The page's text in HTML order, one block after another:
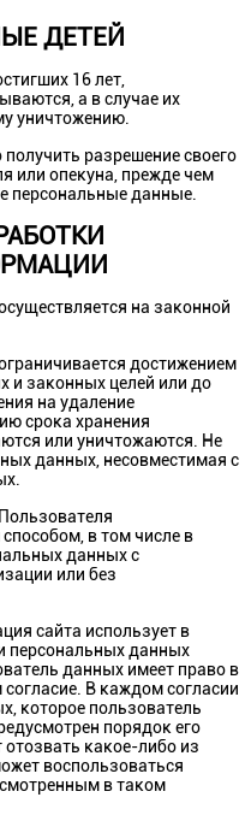
ДЕТЕЙ
16 лет,
а в случае их
уничтожению.
разрешение своего
или опекуна, прежде чем
персональные данные.
на законной
достижением
и законных целей или до
на удаление
срока хранения
или уничтожаются. Не
данных, несовместимая с
в том числе в
данных с
или без
сайта использует в
персональных данных
данных имеет право в
В каждом согласии
которое пользователь
порядок его
какое-либо из
воспользоваться
в таком